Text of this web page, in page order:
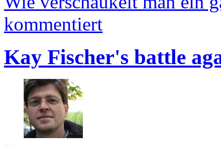
kommentiert
Kay Fischer's battle